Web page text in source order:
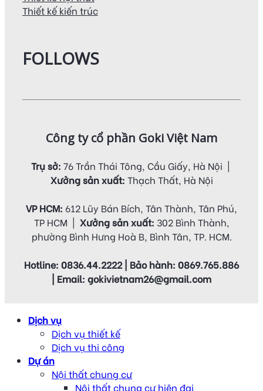
Thiết kế kiến trúc
FOLLOWS
Công ty cổ phần Goki Việt Nam
Trụ sở: 76 Trần Thái Tông, Cầu Giấy, Hà Nội |
Xưởng sản xuất: Thạch Thất, Hà Nội
VP HCM: 612 Lũy Bán Bích, Tân Thành, Tân Phú,
TP HCM | Xưởng sản xuất: 302 Bình Thành,
phường Bình Hưng Hoà B, Bình Tân, TP. HCM.
Hotline: 0836.44.2222 | Bảo hành: 0869.765.886
| Email: gokivietnam26@gmail.com
Dịch vụ
Dịch vụ thiết kế
Dịch vụ thi công
Dự án
Nội thất chung cư
Nội thất chung cư hiện đại